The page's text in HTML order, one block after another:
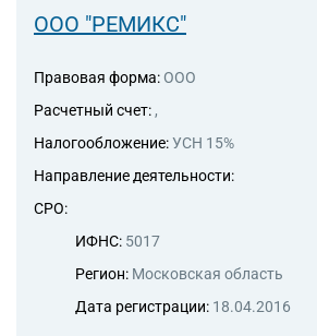
ООО "РЕМИКС"
Правовая форма: ООО
Расчетный счет: ,
Налогообложение:УСН 15%
Направление деятельности:
СРО:
ИФНС: 5017
Регион: Московская область
Дата регистрации: 18.04.2016